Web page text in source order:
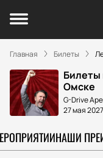
Главная Билеты
Билеты
Омске
G-Drive
27 мая 2027
НАШИ